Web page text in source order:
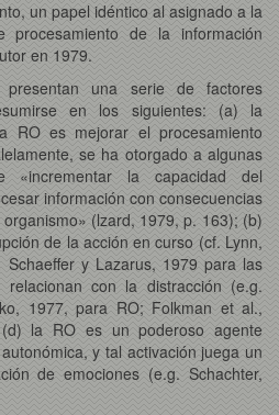
un papel idéntico al asignado a la
de la información
en 1979.
una serie de factores
en los siguientes: (a) la
RO es mejorar el procesamiento
se ha otorgado a algunas
«incrementar la capacidad del
información con consecuencias
(lzard, 1979, p. 163); (b)
de la acción en curso (cf. Lynn,
y Lazarus, 1979 para las
con la distracción (e.g.
1977, para RO; Folkman et al.,
la RO es un poderoso agente
y tal activación juega un
de emociones (e.g. Schachter,